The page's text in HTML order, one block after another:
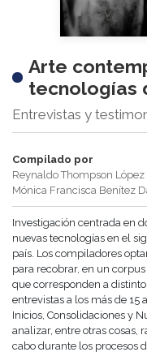
Arte
tecnologías
Entrevistas y
Compilado por
Reynaldo Thompson López
Mónica Francisca Benítez
Investigación centrada en
nuevas tecnologías en el
país. Los compiladores
para recobrar, en un
que corresponden a
entrevistas a los más de 15
Inicios, Consolidaciones y
analizar, entre otras cosas,
cabo durante los procesos